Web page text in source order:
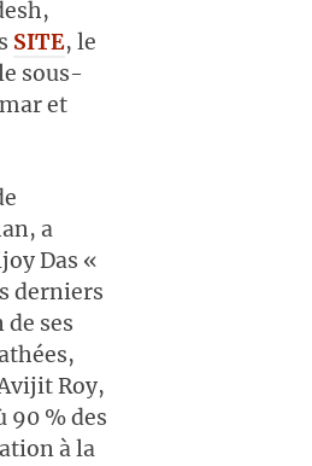
SITE, le
sous-
et
a
Das «
derniers
ses
Roy,
90 % des
à la